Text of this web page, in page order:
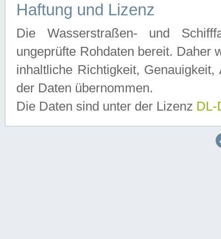
Haftung und Lizenz
Die Wasserstraßen- und
ungeprüfte Rohdaten bereit. Daher
inhaltliche Richtigkeit,
der Daten übernommen.
Die Daten sind unter der Lizenz